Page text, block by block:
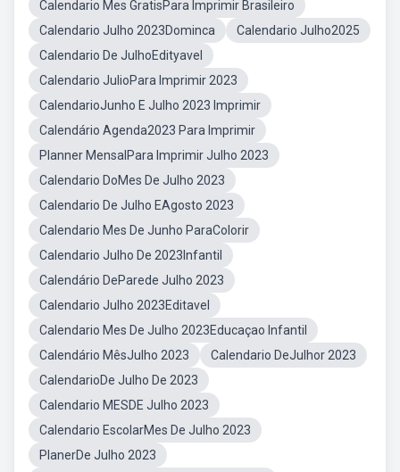
Calendario Mes GratisPara Imprimir Brasileiro
Calendario Julho 2023Dominca
Calendario Julho2025
Calendario De JulhoEdityavel
Calendario JulioPara Imprimir 2023
CalendarioJunho E Julho 2023 Imprimir
Calendário Agenda2023 Para Imprimir
Planner MensalPara Imprimir Julho 2023
Calendario DoMes De Julho 2023
Calendario De Julho EAgosto 2023
Calendario Mes De Junho ParaColorir
Calendario Julho De 2023Infantil
Calendário DeParede Julho 2023
Calendario Julho 2023Editavel
Calendario Mes De Julho 2023Educaçao Infantil
Calendário MêsJulho 2023
Calendario DeJulhor 2023
CalendarioDe Julho De 2023
Calendario MESDE Julho 2023
Calendario EscolarMes De Julho 2023
PlanerDe Julho 2023